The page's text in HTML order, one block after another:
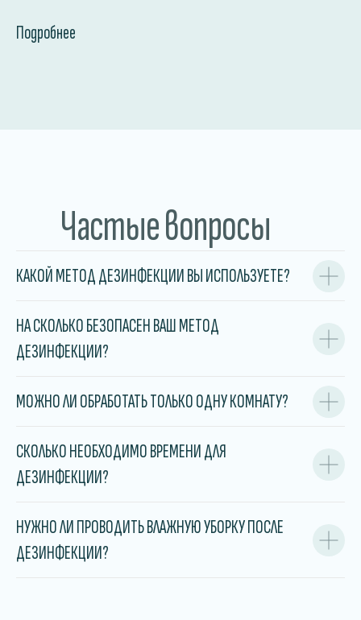
Подробнее
Частые вопросы
КАКОЙ МЕТОД ДЕЗИНФЕКЦИИ ВЫ ИСПОЛЬЗУЕТЕ?
НА СКОЛЬКО БЕЗОПАСЕН ВАШ МЕТОД
ДЕЗИНФЕКЦИИ?
МОЖНО ЛИ ОБРАБОТАТЬ ТОЛЬКО ОДНУ КОМНАТУ?
СКОЛЬКО НЕОБХОДИМО ВРЕМЕНИ ДЛЯ
ДЕЗИНФЕКЦИИ?
НУЖНО ЛИ ПРОВОДИТЬ ВЛАЖНУЮ УБОРКУ ПОСЛЕ
ДЕЗИНФЕКЦИИ?